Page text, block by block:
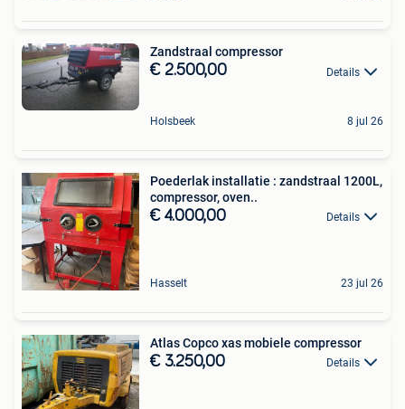
Zandstraal compressor
€ 2.500,00 Details
Holsbeek 8 jul 26
Poederlak installatie : zandstraal 1200L,
compressor, oven..
€ 4.000,00 Details
Hasselt 23 jul 26
Atlas Copco xas mobiele compressor
€ 3.250,00 Details